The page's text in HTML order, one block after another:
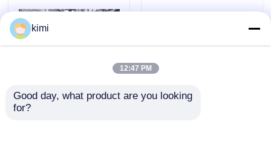
뉴스
견적 요청
로보트 기본 판 용접 기
kimi
12:47 PM
Good day, what product are you looking
for?